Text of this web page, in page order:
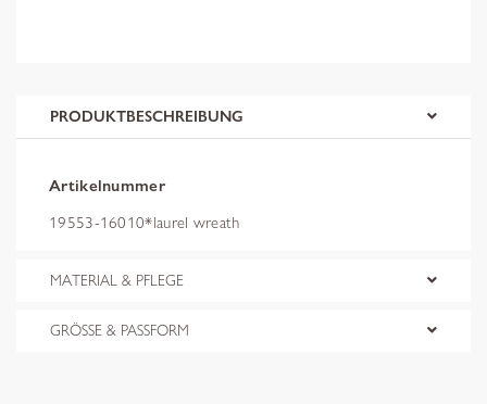
PRODUKTBESCHREIBUNG
Artikelnummer
19553-16010*laurel wreath
MATERIAL & PFLEGE
GRÖSSE & PASSFORM